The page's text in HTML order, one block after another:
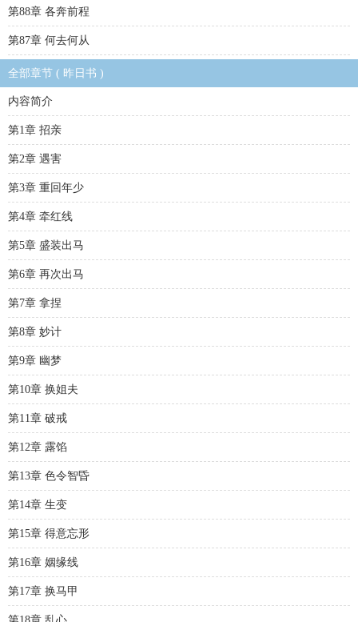
第88章 各奔前程
第87章 何去何从
全部章节 ( 昨日书 )
内容简介
第1章 招亲
第2章 遇害
第3章 重回年少
第4章 牵红线
第5章 盛装出马
第6章 再次出马
第7章 拿捏
第8章 妙计
第9章 幽梦
第10章 换姐夫
第11章 破戒
第12章 露馅
第13章 色令智昏
第14章 生变
第15章 得意忘形
第16章 姻缘线
第17章 换马甲